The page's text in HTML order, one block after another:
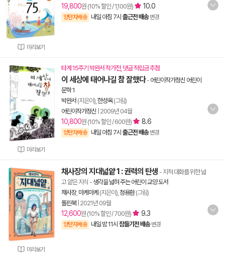
미리보기
19,800원 (10% 할인 / 1,100원) 10.0
양탄자배송 내일 아침 7시 출근전 배송 변경
미리보기
타계 15주기 박완서 작가전, 댓글 적립금 추첨
이 세상에 태어나길 참 잘했다- 어린이작가정신 어린이
문학 1
박완서 (지은이), 한성옥(그림)
어린이작가정신 2009년 04월
10,800원 (10% 할인 / 600원) 8.6
양탄자배송 내일 아침 7시 출근전 배송 변경
미리보기
채사장의 지대넓얕 1 : 권력의 탄생 - 지적 대화를 위한 넓
고 얕은 지식 - 생각을 넓혀 주는 어린이 교양 도서
채사장, 마케마케 (지은이), 정용환(그림)
돌핀북| 2021년 09월
12,600원 (10% 할인 / 700원) 9.3
양탄자배송 내일 밤 11시 잠들기전 배송 변경